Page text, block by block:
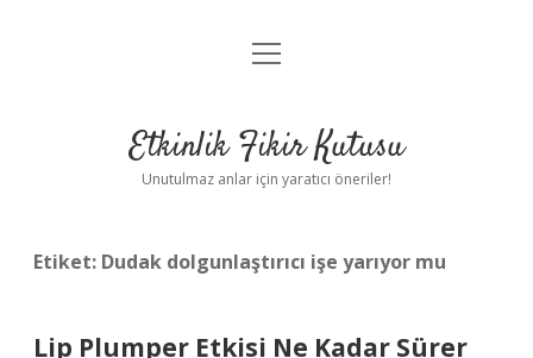
Anasayfa
Yasal Uyarı
menüyü
Etkinlik Fikir Kutusu
Unutulmaz anlar için yaratıcı öneriler!
Etiket: Dudak dolgunlaştırıcı işe yarıyor mu
Lip Plumper Etkisi Ne Kadar Sürer